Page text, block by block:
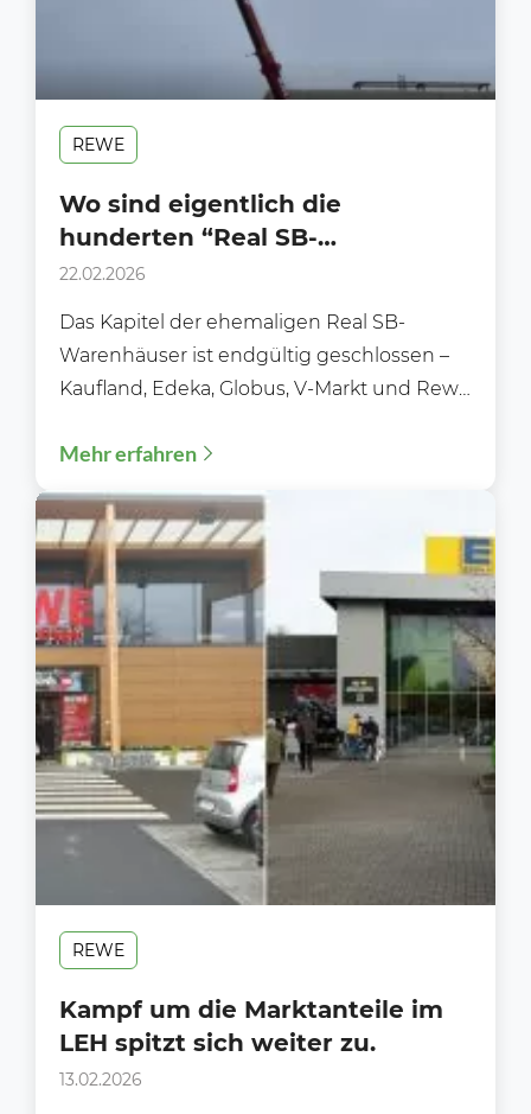
REWE
Wo sind eigentlich die
hunderten “Real SB-
Warenhäuser” alle hin?
22.02.2026
Das Kapitel der ehemaligen Real SB-
Warenhäuser ist endgültig geschlossen –
Kaufland, Edeka, Globus, V-Markt und Rewe
Standorte....
Mehr erfahren
REWE
Kampf um die Marktanteile im
LEH spitzt sich weiter zu.
13.02.2026